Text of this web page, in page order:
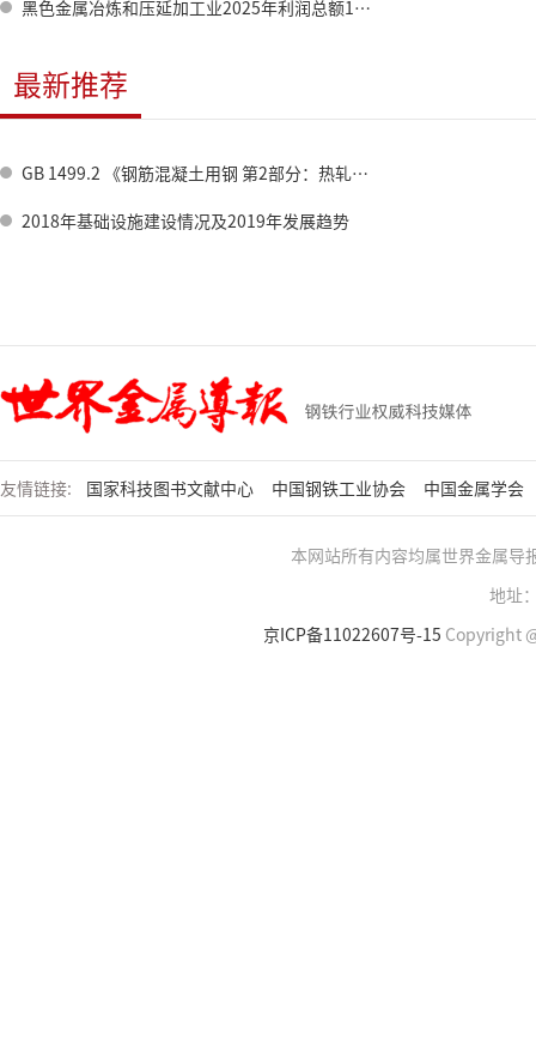
黑色金属冶炼和压延加工业2025年利润总额1098.3亿元
最新推荐
GB 1499.2 《钢筋混凝土用钢 第2部分：热轧带肋钢筋》标准修订情况
2018年基础设施建设情况及2019年发展趋势
友情链接: 国家科技图书文献中心 中国钢铁工业协会 中国金属学会
本网站所有内容均属世界金属导
地址
京ICP备11022607号-15 Copyright